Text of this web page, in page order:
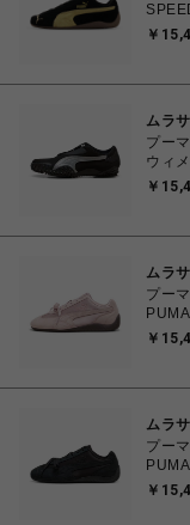
￥
ムラ
プー
ウィメンズ シューズ
￥
ムラ
プー
￥
ムラ
プー
～
￥